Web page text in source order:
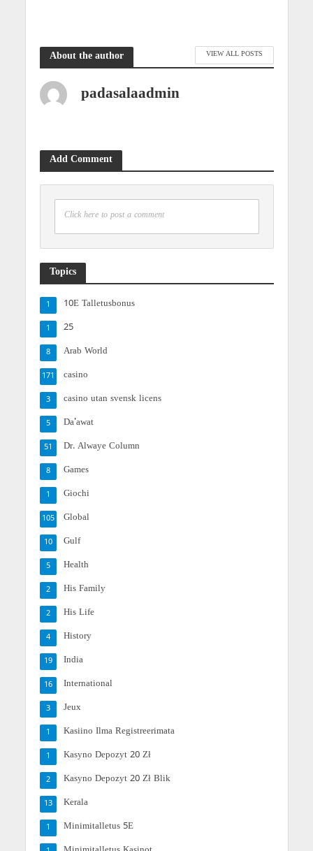
About the author VIEW ALL POSTS
padasalaadmin
Add Comment
Click here to post a comment
Topics
10E Talletusbonus
1
25
1
Arab World
8
casino
171
casino utan svensk licens
3
Da'awat
5
Dr. Alwaye Column
51
Games
8
Giochi
1
Global
105
Gulf
10
Health
5
His Family
2
His Life
2
History
4
India
19
International
16
Jeux
3
Kasiino Ilma Registreerimata
1
Kasyno Depozyt 20 Zł
1
Kasyno Depozyt 20 Zł Blik
2
Kerala
13
Minimitalletus 5E
1